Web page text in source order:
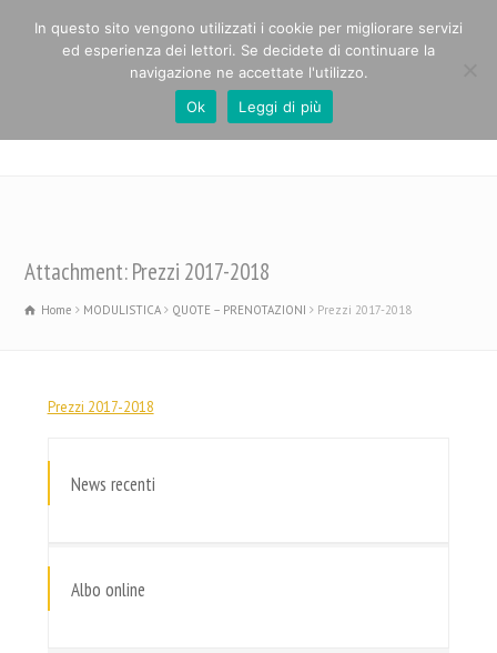
Casa Alpina Paolo Cabrini
Attachment: Prezzi 2017-2018
Home MODULISTICA QUOTE – PRENOTAZIONI Prezzi 2017-2018
Prezzi 2017-2018
News recenti
Albo online
In questo sito vengono utilizzati i cookie per migliorare servizi
ed esperienza dei lettori. Se decidete di continuare la
navigazione ne accettate l'utilizzo.
Ok
Leggi di più